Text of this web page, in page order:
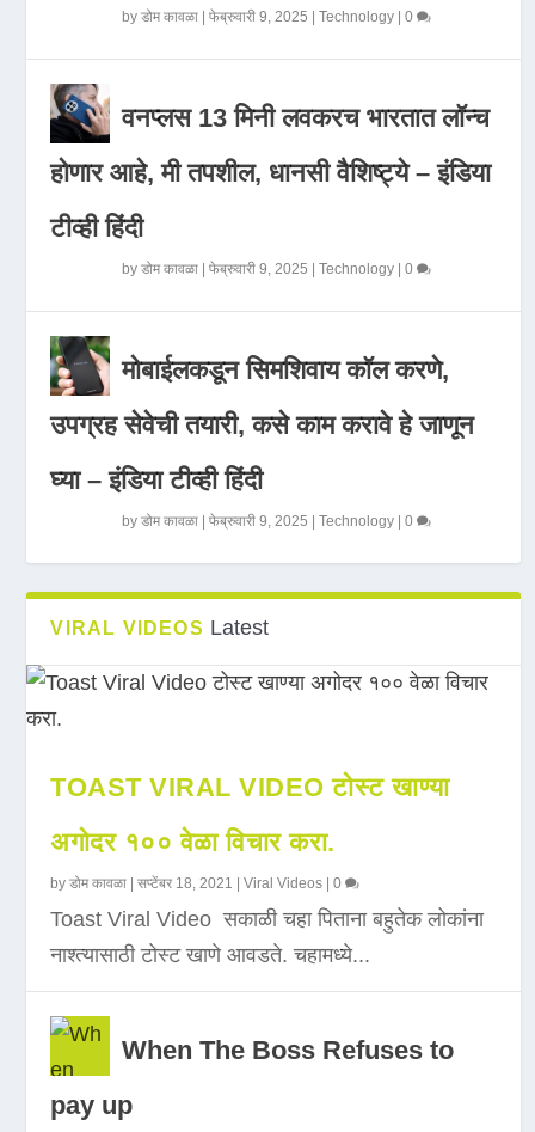
byडोम कावळा |फेब्रुवारी 9, 2025 |Technology |0
वनप्लस 13 मिनी लवकरच भारतात लॉन्च
होणार आहे, मी तपशील, धानसी वैशिष्ट्ये – इंडिया
टीव्ही हिंदी
byडोम कावळा |फेब्रुवारी 9, 2025 |Technology |0
मोबाईलकडून सिमशिवाय कॉल करणे,
उपग्रह सेवेची तयारी, कसे काम करावे हे जाणून
घ्या – इंडिया टीव्ही हिंदी
byडोम कावळा |फेब्रुवारी 9, 2025 |Technology |0
VIRAL VIDEOS Latest
TOAST VIRAL VIDEO टोस्ट खाण्या
अगोदर १०० वेळा विचार करा.
byडोम कावळा |सप्टेंबर 18, 2021 |Viral Videos |0
Toast Viral Video सकाळी चहा पिताना बहुतेक लोकांना
नाश्त्यासाठी टोस्ट खाणे आवडते. चहामध्ये...
When The Boss Refuses to
pay up